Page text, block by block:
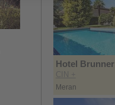
Hotel Brunner
CIN +
Meran